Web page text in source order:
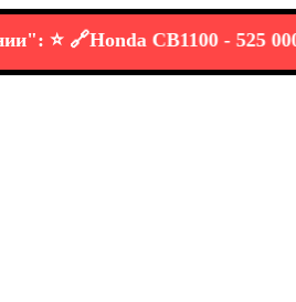
⭐️ 🔗Honda CB1100 -525 000 р 💰